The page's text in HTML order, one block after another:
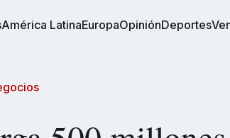
América LatinaEuropaOpiniónDeportes